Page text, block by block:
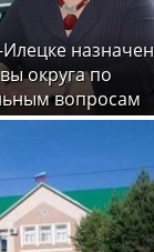
назначен
округа по
вопросам